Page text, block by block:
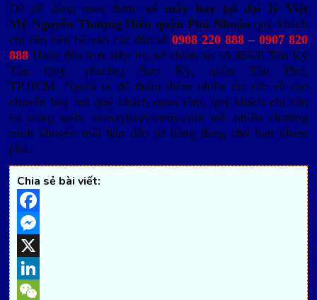
Để dễ dàng mua được vé máy bay tại đại lý Việt
Mỹ Nguyễn Thượng Hiền quận Phú Nhuận quý khách
chỉ cần liên hệ vào các đầu số0908 220 888 – 0907 820
888 Hoặc đến trực tiếp trụ sở chính tại số 466/8 Tân Kỳ
Tân Quý, phường Sơn Kỳ, quận Tân Phú,
TP.HCM.Ngoài ra để thăm thêm nhiều tin tức về các
chuyến bay mà quý khách quan tâm, quý khách chỉ cần
và trang web: vemaybayvietmy.com với nhiều chương
trình khuyến mãi hấp dẫn từ hãng đang chờ bạn khám
phá.
Chia sẻ bài viết:
Facebook
Messenger
X
LinkedIn